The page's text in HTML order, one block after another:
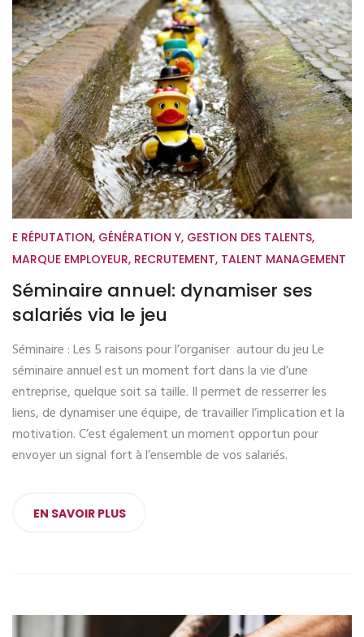
E RÉPUTATION, GÉNÉRATION Y, GESTION DES TALENTS,
MARQUE EMPLOYEUR, RECRUTEMENT, TALENT MANAGEMENT
Séminaire annuel: dynamiser ses
salariés via le jeu
Séminaire : Les 5 raisons pour l’organiser autour du jeu Le
séminaire annuel est un moment fort dans la vie d’une
entreprise, quelque soit sa taille. Il permet de resserrer les
liens, de dynamiser une équipe, de travailler l’implication et la
motivation. C’est également un moment opportun pour
envoyer un signal fort à l’ensemble de vos salariés.
EN SAVOIR PLUS